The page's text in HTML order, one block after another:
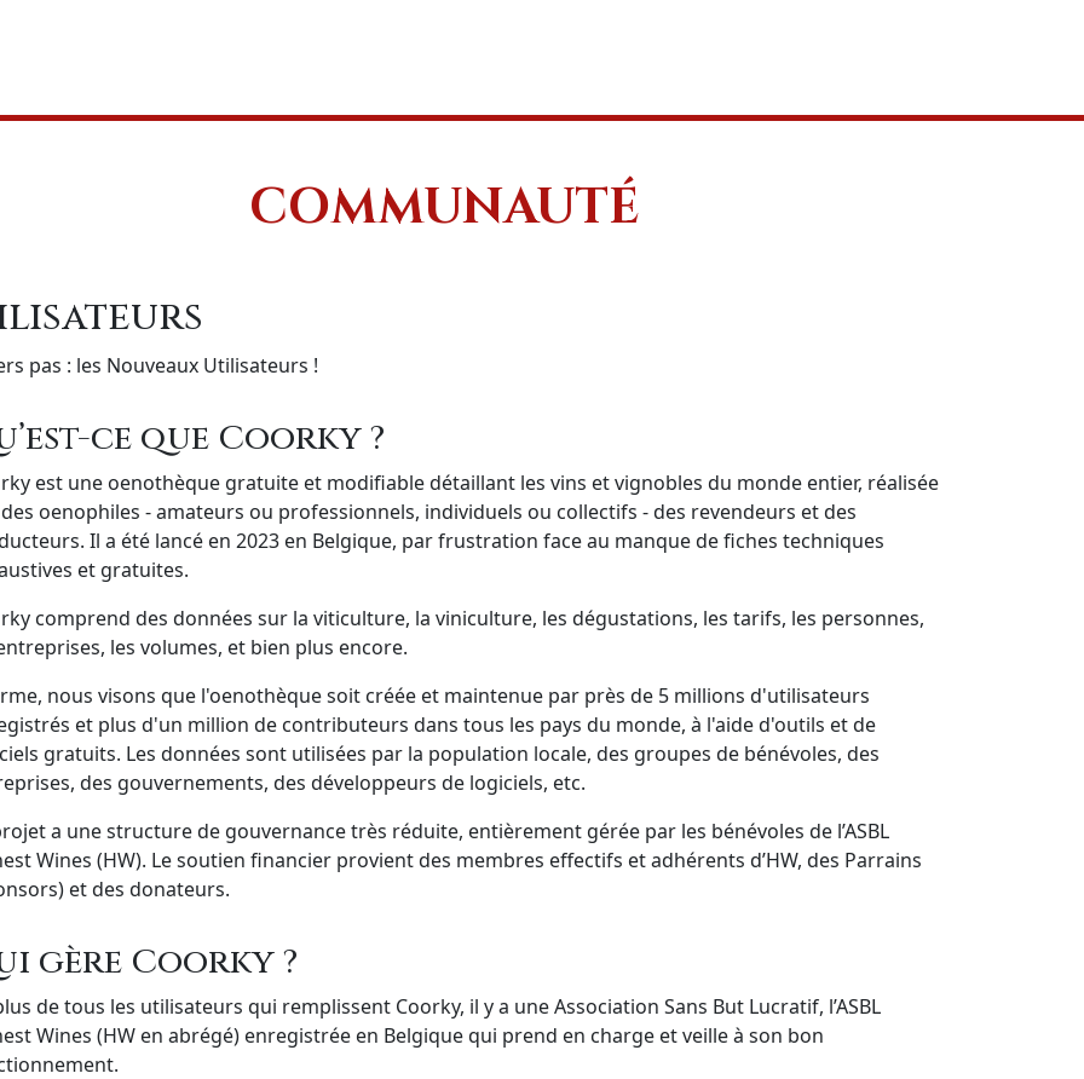
COMMUNAUTÉ
pas : les Nouveaux Utilisateurs !
ce que Coorky ?
est une oenothèque gratuite et modifiable détaillant les vins et vignobles du monde entier, réalisée
oenophiles - amateurs ou professionnels, individuels ou collectifs - des revendeurs et des
Il a été lancé en 2023 en Belgique, par frustration face au manque de fiches techniques
et gratuites.
comprend des données sur la viticulture, la viniculture, les dégustations, les tarifs, les personnes,
les volumes, et bien plus encore.
nous visons que l'oenothèque soit créée et maintenue par près de 5 millions d'utilisateurs
et plus d'un million de contributeurs dans tous les pays du monde, à l'aide d'outils et de
gratuits. Les données sont utilisées par la population locale, des groupes de bénévoles, des
des gouvernements, des développeurs de logiciels, etc.
a une structure de gouvernance très réduite, entièrement gérée par les bénévoles de l’ASBL
Wines (HW). Le soutien financier provient des membres effectifs et adhérents d’HW, des Parrains
et des donateurs.
gère Coorky ?
de tous les utilisateurs qui remplissent Coorky, il y a une Association Sans But Lucratif, l’ASBL
Wines (HW en abrégé) enregistrée en Belgique qui prend en charge et veille à son bon